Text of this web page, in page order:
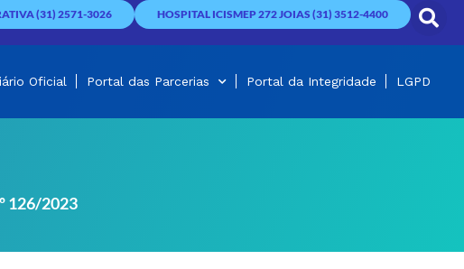
(31) 2571-3026 HOSPITAL ICISMEP 272 JOIAS (31) 3512-4400
Oficial Portal das Parcerias Portal da Integridade LGPD
126/2023